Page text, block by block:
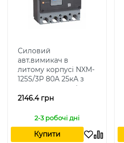
Силовий
авт.вимикач в
литому корпусі NXM-
125S/3Р 80A 25кА з
термомагн.розчіплювачем
2146.4 грн
2-3 робочі дні
Купити